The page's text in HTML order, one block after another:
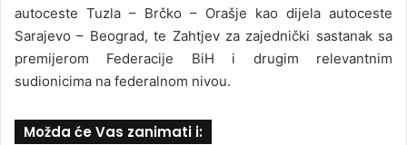
autoceste Tuzla – Brčko – Orašje kao dijela autoceste
Sarajevo – Beograd, te Zahtjev za zajednički sastanak sa
premijerom Federacije BiH i drugim relevantnim
sudionicima na federalnom nivou.
Možda će Vas zanimati i: